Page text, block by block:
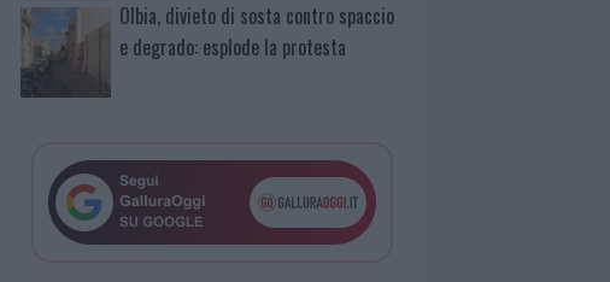
Olbia, divieto di sosta contro spaccio
e degrado: esplode la protesta